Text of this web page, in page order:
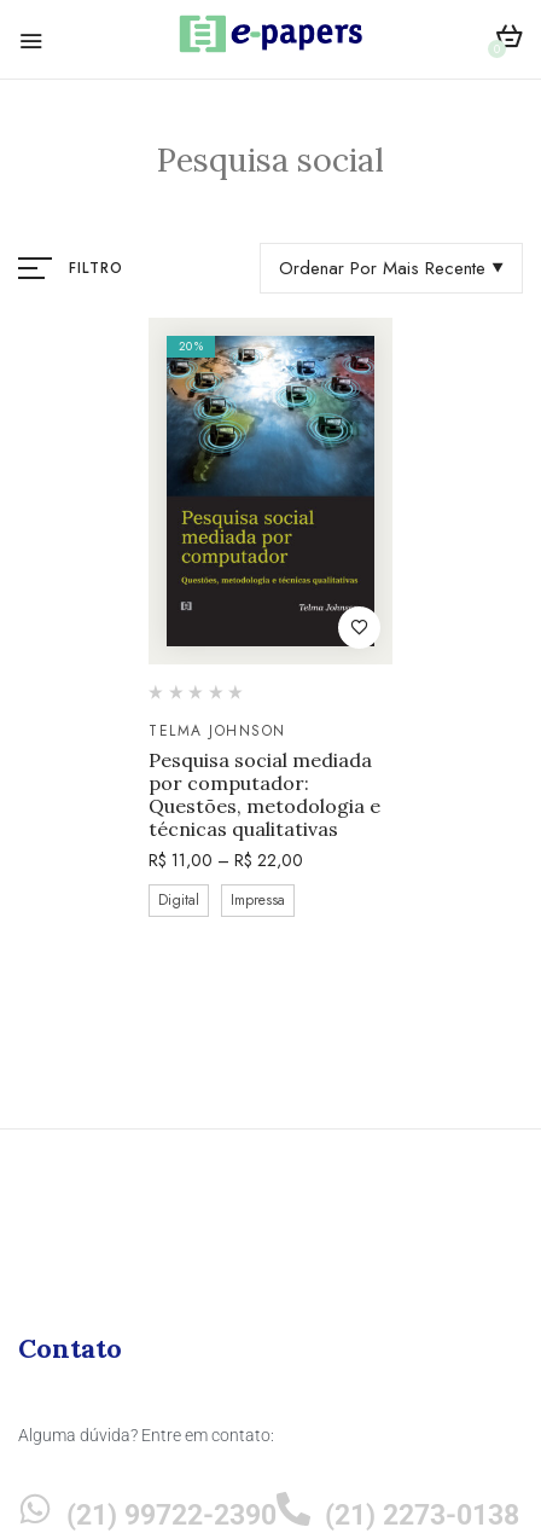
0
Pesquisa social
FILTRO Ordenar Por Mais Recente
20%
TELMA JOHNSON
Pesquisa social mediada
por computador:
Questões, metodologia e
técnicas qualitativas
R$ 11,00 – R$ 22,00
Digital Impressa
Contato
Alguma dúvida? Entre em contato:
(21) 99722-2390
(21) 2273-0138